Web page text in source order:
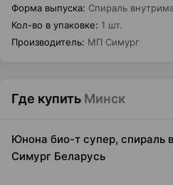
Форма выпуска: Спираль
Кол-во в упаковке: 1 шт.
Производитель: МП Симург
Где купить Минск
Юнона био-т супер, спираль
Симург Беларусь